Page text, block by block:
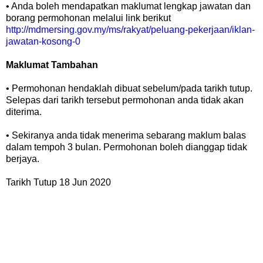
• Anda boleh mendapatkan maklumat lengkap jawatan dan
borang permohonan melalui link berikut
http://mdmersing.gov.my/ms/rakyat/peluang-pekerjaan/iklan-
jawatan-kosong-0
Maklumat Tambahan
• Permohonan hendaklah dibuat sebelum/pada tarikh tutup.
Selepas dari tarikh tersebut permohonan anda tidak akan
diterima.
• Sekiranya anda tidak menerima sebarang maklum balas
dalam tempoh 3 bulan. Permohonan boleh dianggap tidak
berjaya.
Tarikh Tutup 18 Jun 2020